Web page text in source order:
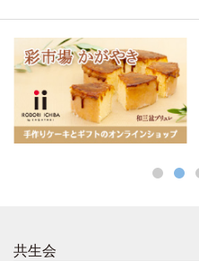
共生会